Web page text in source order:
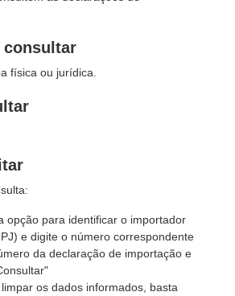
consultar
física ou jurídica.
opção para identificar o importador
e digite o número correspondente
da declaração de importação e
os dados informados, basta